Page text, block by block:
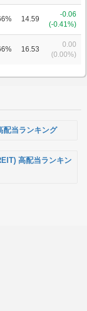
14.59
-0.06
(-0.41%)
16.53
0.00
(0.00%)
配当ランキング
高配当ランキン